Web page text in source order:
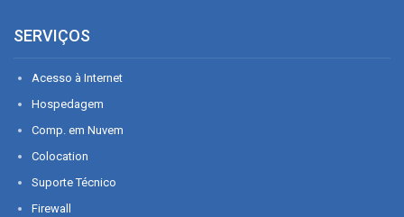
SERVIÇOS
Acesso à Internet
Hospedagem
Comp. em Nuvem
Colocation
Suporte Técnico
Firewall